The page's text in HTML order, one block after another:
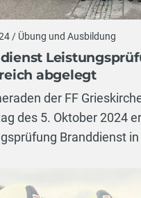
/ Übung und Ausbildung
abgelegt
der FF
des 5. Oktober 2024
Branddienst